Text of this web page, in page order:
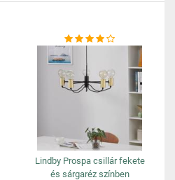
Lindby Prospa csillár fekete
és sárgaréz színben